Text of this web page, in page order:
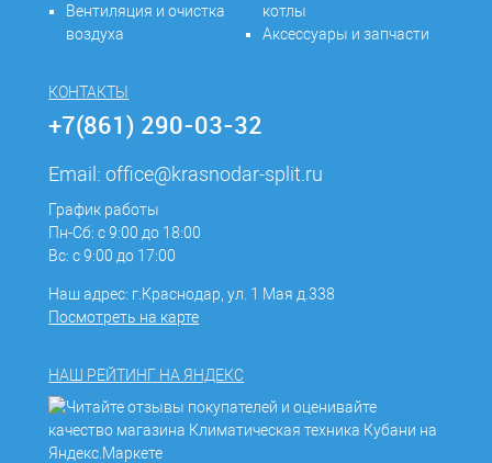
Вентиляция и очистка
воздуха
котлы
Аксессуары и запчасти
КОНТАКТЫ
+7(861) 290-03-32
Email:office@krasnodar-split.ru
График работы
Пн-Сб: с 9:00 до 18:00
Вс: с 9:00 до 17:00
Наш адрес: г.Краснодар, ул. 1 Мая д.338
Посмотреть на карте
НАШ РЕЙТИНГ НА ЯНДЕКС